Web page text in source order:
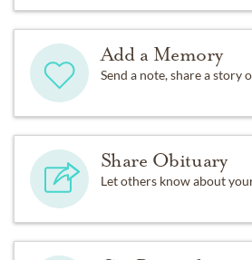
Add a Memory
Send a note, share a story
Share Obituary
Let others know about